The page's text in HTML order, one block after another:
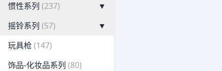
惯性系列 (237)
▼
摇铃系列 (57)
▼
玩具枪 (147)
饰品-化妆品系列 (80)